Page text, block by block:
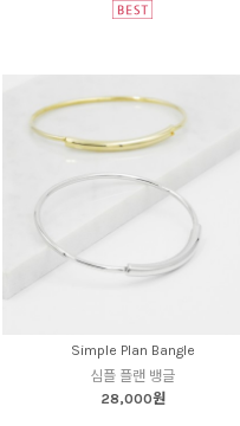
Simple Plan Bangle
심플 플랜 뱅글
28,000원